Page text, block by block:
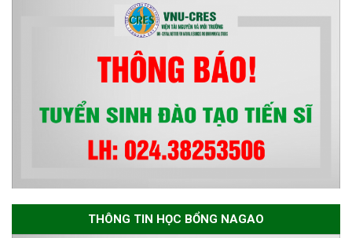
bền vững đợt 1 năm 2026
THÔNG TIN HỌC BỔNG NAGAO